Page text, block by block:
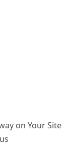
on Your Site